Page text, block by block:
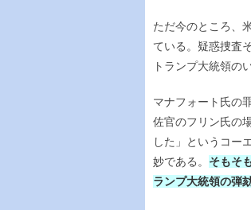
ただ今のところ、
ている。疑惑捜査
トランプ大統領の
マナフォート氏の
佐官のフリン氏の
した」というコー
妙である。 そもそ
ランプ大統領の弾